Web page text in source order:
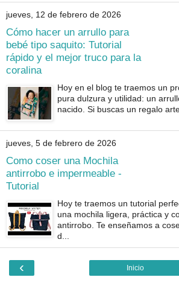
jueves, 12 de febrero de 2026
Cómo hacer un arrullo para
bebé tipo saquito: Tutorial
rápido y el mejor truco para la
coralina
Hoy en el blog te traemos un
pura dulzura y utilidad: un
nacido. Si buscas un regalo
jueves, 5 de febrero de 2026
Como coser una Mochila
antirrobo e impermeable -
Tutorial
Hoy te traemos un tutorial
una mochila ligera, práctica y
antirrobo. Te enseñamos a
d...
‹ Inicio